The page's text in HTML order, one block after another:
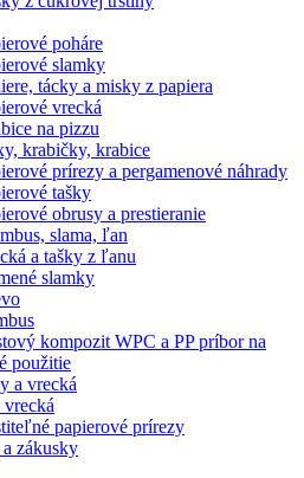
poháre
slamky
tácky a misky z papiera
vrecká
na pizzu
krabičky, krabice
prírezy a pergamenové náhrady
tašky
obrusy a prestieranie
slama, ľan
a tašky z ľanu
slamky
kompozit WPC a PP príbor na
použitie
a vrecká
vrecká
papierové prírezy
zákusky